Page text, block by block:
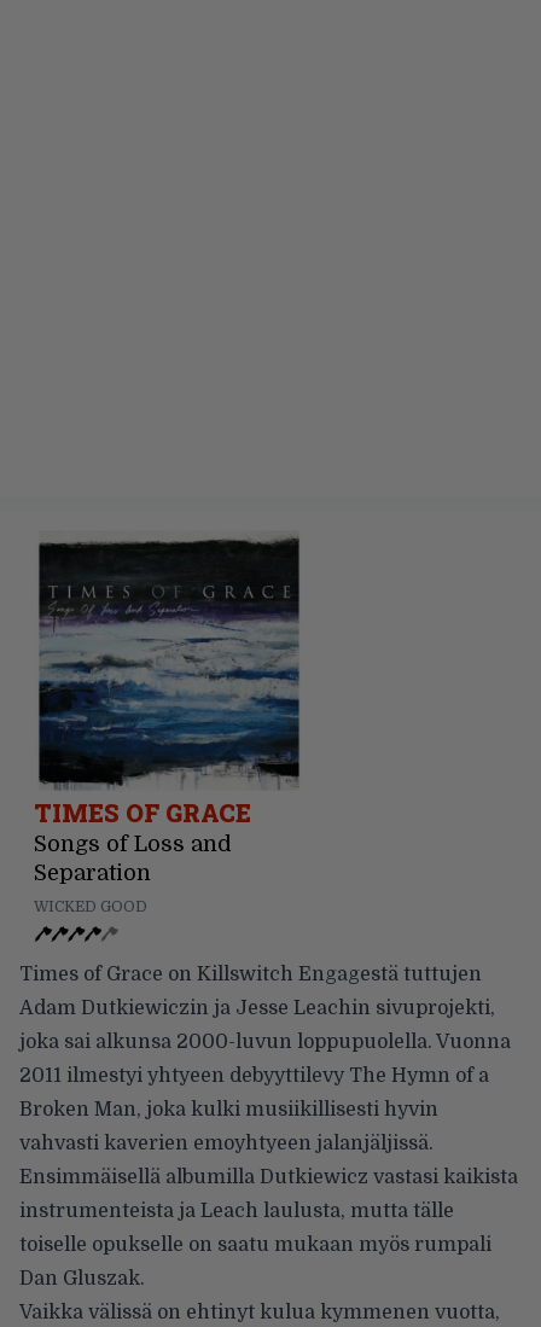
TIMES OF GRACE
Songs of Loss and
Separation
WICKED GOOD
Times of Grace on Killswitch Engagestä tuttujen
Adam Dutkiewiczin ja Jesse Leachin sivuprojekti,
joka sai alkunsa 2000-luvun loppupuolella. Vuonna
2011 ilmestyi yhtyeen debyyttilevy The Hymn of a
Broken Man, joka kulki musiikillisesti hyvin
vahvasti kaverien emoyhtyeen jalanjäljissä.
Ensimmäisellä albumilla Dutkiewicz vastasi kaikista
instrumenteista ja Leach laulusta, mutta tälle
toiselle opukselle on saatu mukaan myös rumpali
Dan Gluszak.
Vaikka välissä on ehtinyt kulua kymmenen vuotta,